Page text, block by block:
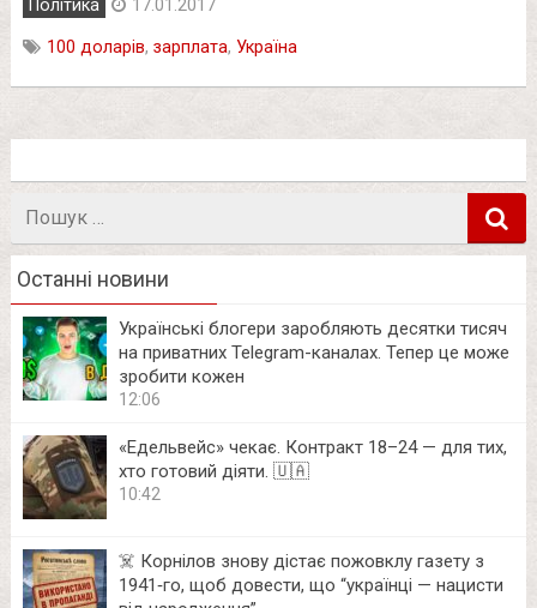
Політика 17.01.2017
100 доларів, зарплата, Україна
Пошук
Останні новини
Українські блогери заробляють десятки тисяч
на приватних Telegram-каналах. Тепер це може
зробити кожен
12:06
«Едельвейс» чекає. Контракт 18–24 — для тих,
хто готовий діяти. 🇺🇦
10:42
☠️ Корнілов знову дістає пожовклу газету з
1941‑го, щоб довести, що “українці — нацисти